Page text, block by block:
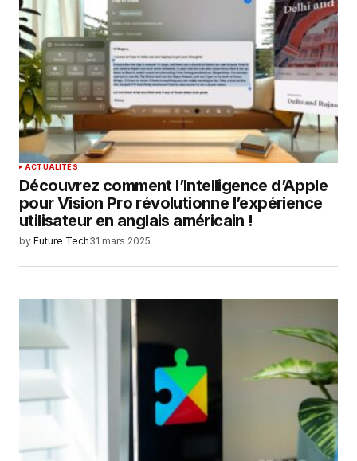
ACTUALITÉS
Découvrez comment l’Intelligence d’Apple
pour Vision Pro révolutionne l’expérience
utilisateur en anglais américain !
by Future Tech31 mars 2025